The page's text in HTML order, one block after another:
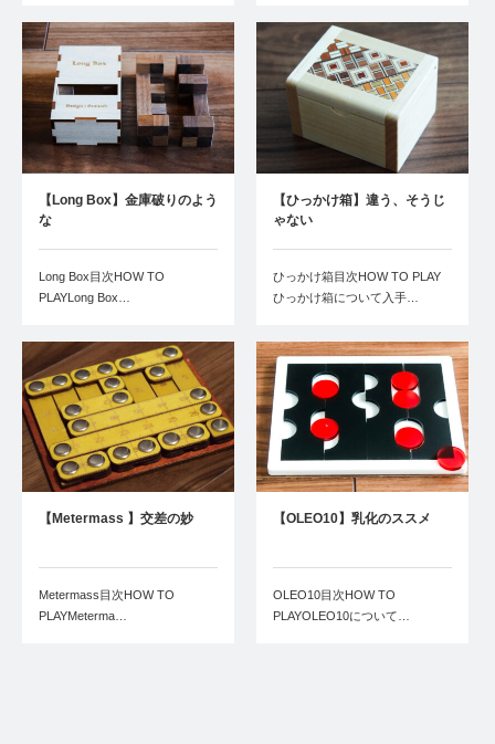
【Long Box】金庫破りのよう
な
Long Box目次HOW TO
PLAYLong Box…
【ひっかけ箱】違う、そうじ
ゃない
ひっかけ箱目次HOW TO PLAY
ひっかけ箱について入手…
【Metermass 】交差の妙
Metermass目次HOW TO
PLAYMeterma…
【OLEO10】乳化のススメ
OLEO10目次HOW TO
PLAYOLEO10について…